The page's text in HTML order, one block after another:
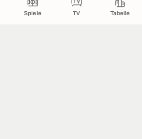
Spiele TV Tabelle